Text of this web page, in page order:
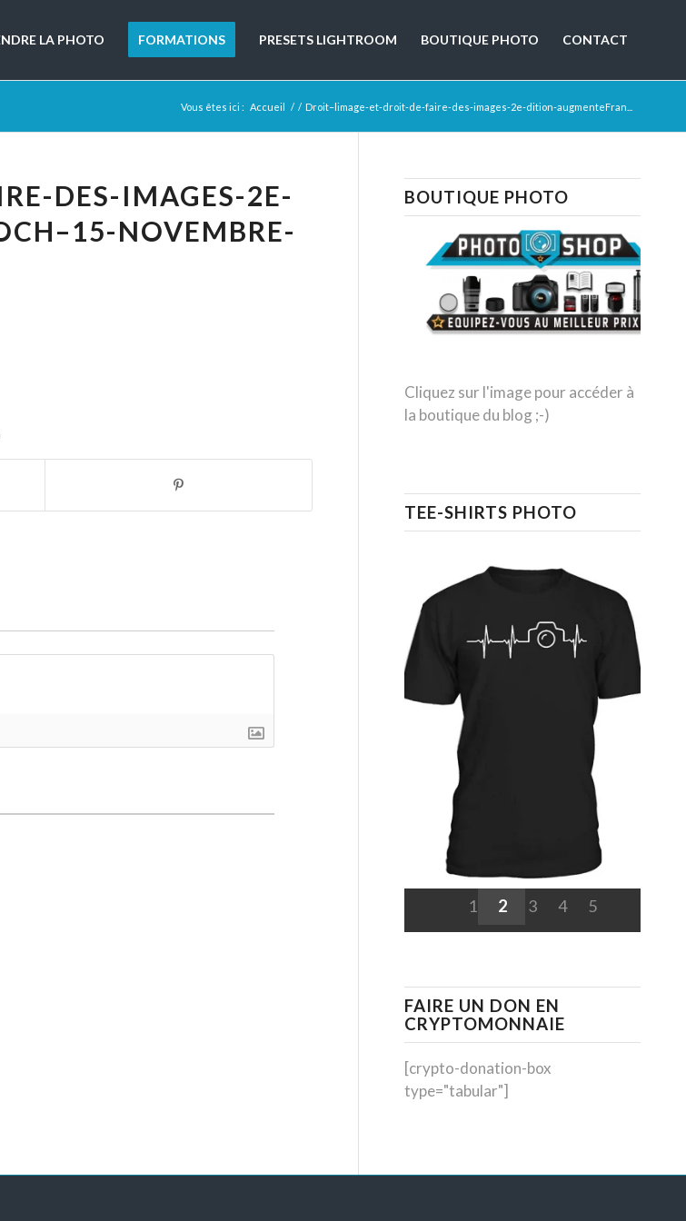
LA PHOTO FORMATIONS PRESETS LIGHTROOM BOUTIQUE PHOTO CONTACT
Vous êtes ici : Accueil / / Droit–limage-et-droit-de-faire-des-images-2e-dition-augmenteFran...
DES-IMAGES-2E-
NOVEMBRE-
BOUTIQUE PHOTO
Cliquez sur l'image pour accéder à
la boutique du blog ;-)
TEE-SHIRTS PHOTO
1 2 3 4 5
FAIRE UN DON EN
CRYPTOMONNAIE
[crypto-donation-box
type="tabular"]